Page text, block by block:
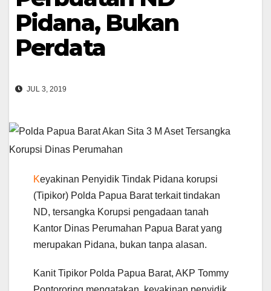
Pidana, Bukan
Perdata
JUL 3, 2019
Keyakinan Penyidik Tindak Pidana korupsi
(Tipikor) Polda Papua Barat terkait tindakan
ND, tersangka Korupsi pengadaan tanah
Kantor Dinas Perumahan Papua Barat yang
merupakan Pidana, bukan tanpa alasan.
Kanit Tipikor Polda Papua Barat, AKP Tommy